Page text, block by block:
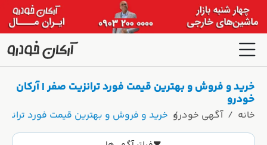
خرید و فروش و بهترین قیمت فورد ترانزیت صفر | آرکان
خودرو
خانه آگهی خودرو خرید و فروش و بهترین قیمت فورد